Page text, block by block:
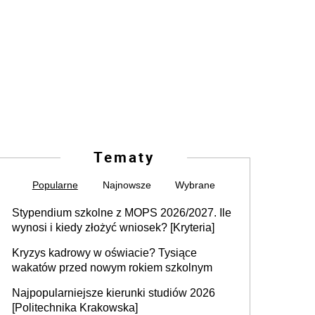
Tematy
Popularne Najnowsze Wybrane
Stypendium szkolne z MOPS 2026/2027. Ile
wynosi i kiedy złożyć wniosek? [Kryteria]
Kryzys kadrowy w oświacie? Tysiące
wakatów przed nowym rokiem szkolnym
Najpopularniejsze kierunki studiów 2026
[Politechnika Krakowska]